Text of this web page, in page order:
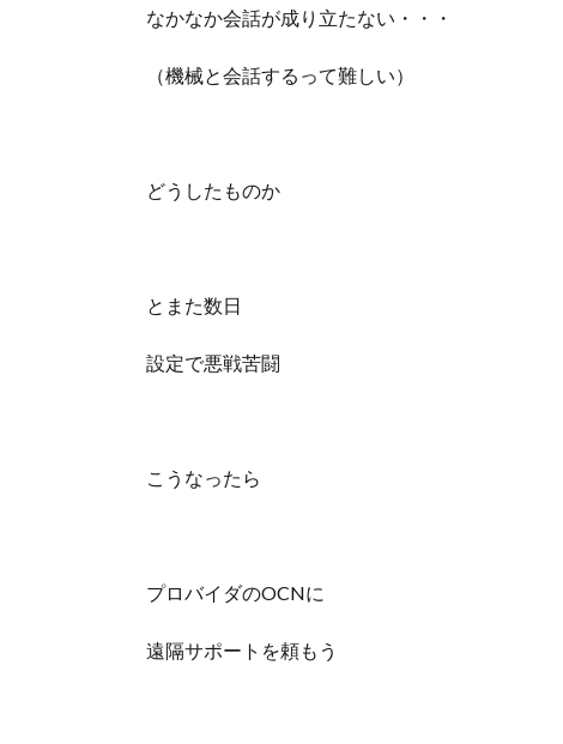
なかなか会話が成り立たない・・・
（機械と会話するって難しい）
どうしたものか
とまた数日
設定で悪戦苦闘
こうなったら
プロバイダのOCNに
遠隔サポートを頼もう